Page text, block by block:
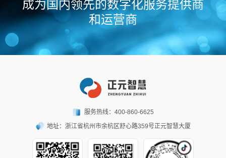
成为国内领先的数字化服务提供商
和运营商
服务热线： 400-860-6625
地址：浙江省杭州市余杭区舒心路359号正元智慧大厦